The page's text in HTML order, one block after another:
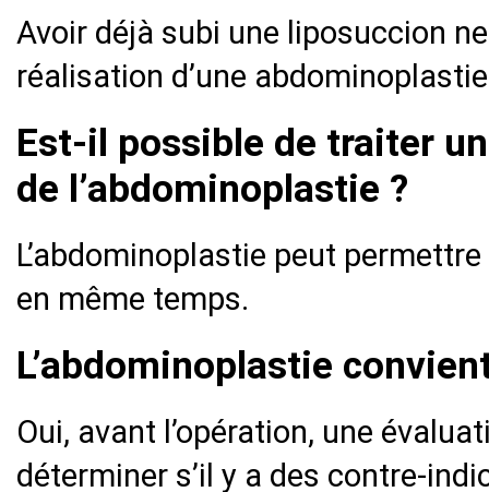
Avoir déjà subi une liposuccion
réalisation d’une
Est-il possible de traiter
de l’abdominoplastie ?
L’abdominoplastie peut
en même temps.
L’abdominoplastie
Oui, avant l’opération, une
déterminer s’il y a des contre-